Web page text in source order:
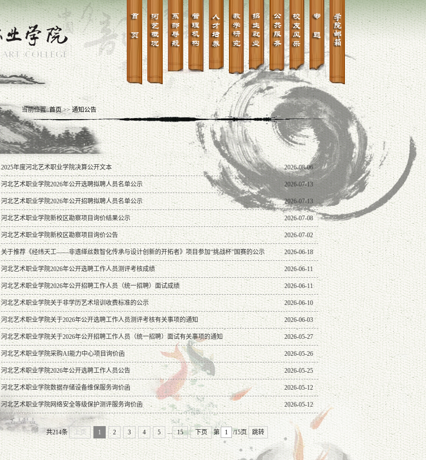
当前位置:首页>>通知公告
2025年度河北艺术职业学院决算公开文本 2026-08-06
河北艺术职业学院2026年公开选聘拟聘人员名单公示 2026-07-13
河北艺术职业学院2026年公开招聘拟聘人员名单公示 2026-07-13
河北艺术职业学院新校区勘察项目询价结果公示 2026-07-08
河北艺术职业学院新校区勘察项目询价公告 2026-07-02
关于推荐《经纬天工——非遗缂丝数智化传承与设计创新的开拓者》项目参加“挑战杯”国赛的公示 2026-06-18
河北艺术职业学院2026年公开选聘工作人员测评考核成绩 2026-06-11
河北艺术职业学院2026年公开招聘工作人员（统一招聘）面试成绩 2026-06-11
河北艺术职业学院关于非学历艺术培训收费标准的公示 2026-06-10
河北艺术职业学院关于2026年公开选聘工作人员测评考核有关事项的通知 2026-06-03
河北艺术职业学院关于2026年公开招聘工作人员（统一招聘）面试有关事项的通知 2026-05-27
河北艺术职业学院采购AI能力中心项目询价函 2026-05-26
河北艺术职业学院2026年公开选聘工作人员公告 2026-05-25
河北艺术职业学院数据存储设备维保服务询价函 2026-05-12
河北艺术职业学院网络安全等级保护测评服务询价函 2026-05-12
共214条 上页 1 2 3 4 5 ... 15 下页 第 /15页 跳转